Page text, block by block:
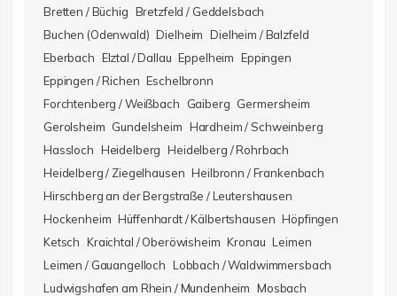
Bretten / Büchig Bretzfeld / Geddelsbach
Buchen (Odenwald) Dielheim Dielheim / Balzfeld
Eberbach Elztal / Dallau Eppelheim Eppingen
Eppingen / Richen Eschelbronn
Forchtenberg / Weißbach
Gaiberg Germersheim
Gerolsheim Gundelsheim Hardheim / Schweinberg
Hassloch Heidelberg Heidelberg / Rohrbach
Heidelberg / Ziegelhausen Heilbronn / Frankenbach
Hirschberg an der Bergstraße / Leutershausen
Hockenheim Hüffenhardt / Kälbertshausen Höpfingen
Ketsch Kraichtal / Oberöwisheim Kronau Leimen
Leimen / Gauangelloch Lobbach / Waldwimmersbach
Ludwigshafen am Rhein / Mundenheim Mosbach